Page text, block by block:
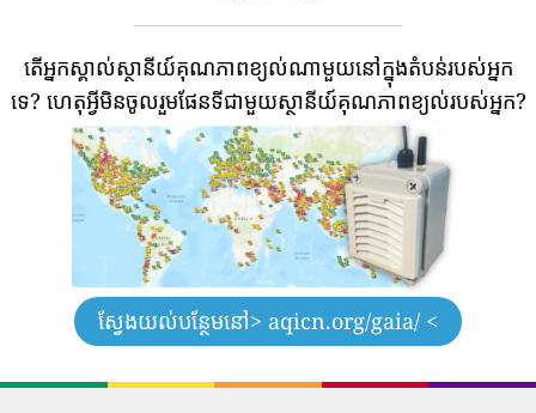
តើអ្នកស្គាល់ស្ថានីយ៍គុណភាពខ្យល់ណាមួយនៅក្នុងតំបន់របស់អ្នក
ទេ? ហេតុអ្វីមិនចូលរួមផែនទីជាមួយស្ថានីយ៍គុណភាពខ្យល់របស់អ្នក?
ស្វែងយល់បន្ថែមនៅ> aqicn.org/gaia/ <